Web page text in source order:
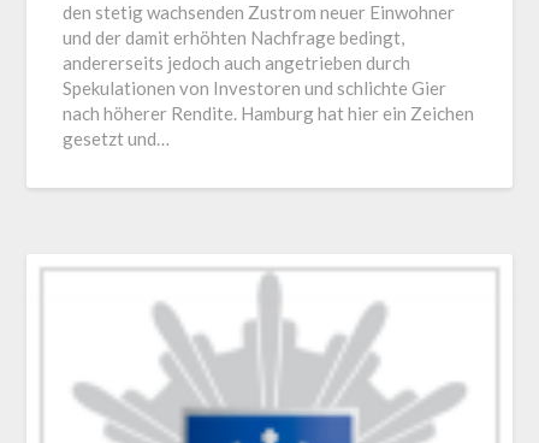
den stetig wachsenden Zustrom neuer Einwohner
und der damit erhöhten Nachfrage bedingt,
andererseits jedoch auch angetrieben durch
Spekulationen von Investoren und schlichte Gier
nach höherer Rendite. Hamburg hat hier ein Zeichen
gesetzt und…